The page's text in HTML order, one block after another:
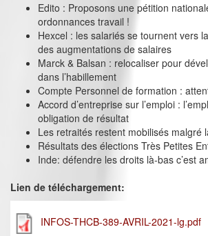
Edito : Proposons une pétition
ordonnances travail !
Hexcel : les salariés se tournent vers
des augmentations de salaires
Marck & Balsan : relocaliser pour
dans l’habillement
Compte Personnel de formation :
Accord d’entreprise sur l’emploi :
obligation de résultat
Les retraités restent mobilisés malgré
Résultats des élections Très Petites
Inde: défendre les droits là-bas c’est
Lien de téléchargement:
INFOS-THCB-389-AVRIL-2021-lg.pdf